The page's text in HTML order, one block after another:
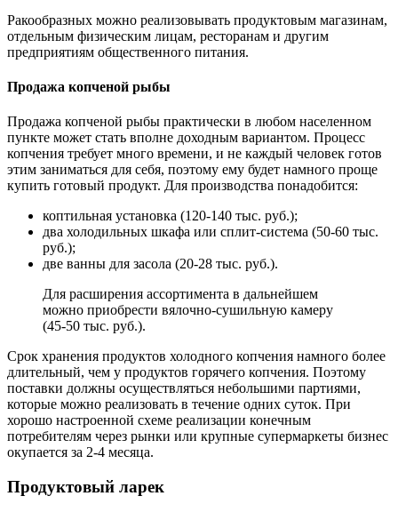
Ракообразных можно реализовывать продуктовым магазинам,
отдельным физическим лицам, ресторанам и другим
предприятиям общественного питания.
Продажа копченой рыбы
Продажа копченой рыбы практически в любом населенном
пункте может стать вполне доходным вариантом. Процесс
копчения требует много времени, и не каждый человек готов
этим заниматься для себя, поэтому ему будет намного проще
купить готовый продукт. Для производства понадобится:
коптильная установка (120-140 тыс. руб.);
два холодильных шкафа или сплит-система (50-60 тыс.
руб.);
две ванны для засола (20-28 тыс. руб.).
Для расширения ассортимента в дальнейшем
можно приобрести вялочно-сушильную камеру
(45-50 тыс. руб.).
Срок хранения продуктов холодного копчения намного более
длительный, чем у продуктов горячего копчения. Поэтому
поставки должны осуществляться небольшими партиями,
которые можно реализовать в течение одних суток. При
хорошо настроенной схеме реализации конечным
потребителям через рынки или крупные супермаркеты бизнес
окупается за 2-4 месяца.
Продуктовый ларек